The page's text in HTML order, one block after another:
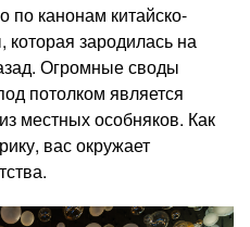
канонам китайско-
которая зародилась на
Огромные своды
потолком является
местных особняков. Как
вас окружает